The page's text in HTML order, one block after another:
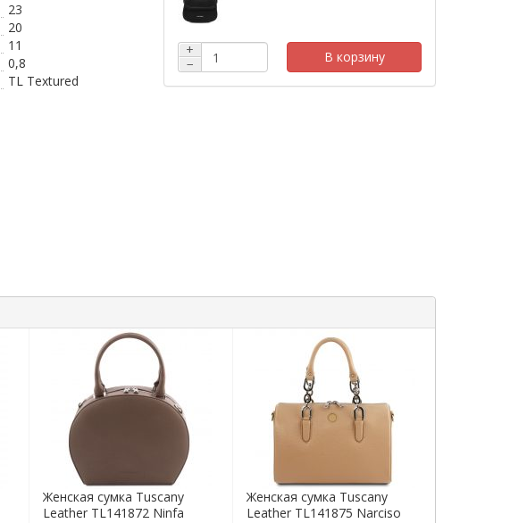
23
20
11
0,8
TL Textured
+
−
В корзину
Женская сумка Tuscany
Leather TL141872 Ninfa
Женская сумка Tuscany
Leather TL141875 Narciso